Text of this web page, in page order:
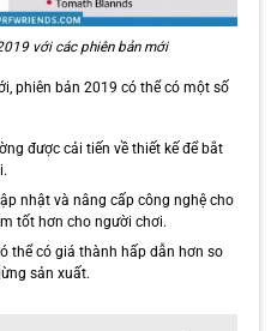
với các phiên bản mới
phiên bản 2019 có thể có một số
được cải tiến về thiết kế để bắt
nhật và nâng cấp công nghệ cho
tốt hơn cho người chơi.
thể có giá thành hấp dẫn hơn so
sản xuất.